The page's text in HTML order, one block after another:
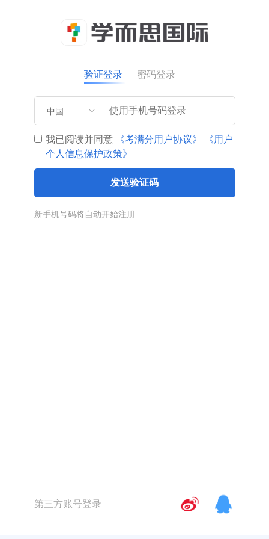
验证登录 密码登录
中国
我已阅读并同意 《考满分用户协议》
《用户
个人信息保护政策》
发送验证码
新手机号码将自动开始注册
第三方账号登录